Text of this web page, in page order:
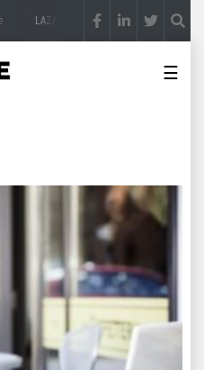
LAZAR ĐURIĆ: Promocija potencijal
☰